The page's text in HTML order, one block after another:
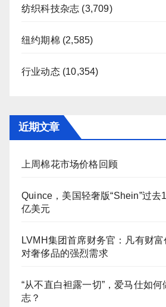
纺织科技杂志 (3,709)
纽约期棉 (2,585)
行业动态(10,354)
近期文章
上周棉花市场价格回顾
Quince，美国轻奢版“Shein”过
亿美元
LVMH集团首席财务官：凡有财
对奢侈品的强烈需求
“从不直白袒露一切”，爱马仕如
志？